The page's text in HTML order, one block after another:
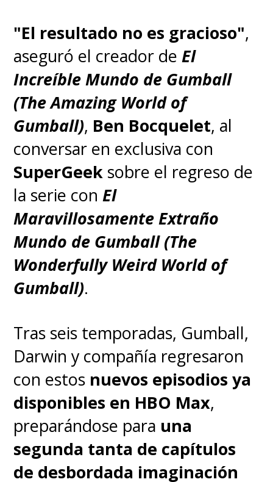
"El resultado no es gracioso",
aseguró el creador deEl
Increíble Mundo de Gumball
(The Amazing World of
Gumball), Ben Bocquelet, al
conversar en exclusiva con
SuperGeek sobre el regreso de
la serie conEl
Maravillosamente Extraño
Mundo de Gumball (The
Wonderfully Weird World of
Gumball).
Tras seis temporadas, Gumball,
Darwin y compañía regresaron
con estos nuevos episodios ya
disponibles en HBO Max,
preparándose para una
segunda tanta de capítulos
de desbordada imaginación